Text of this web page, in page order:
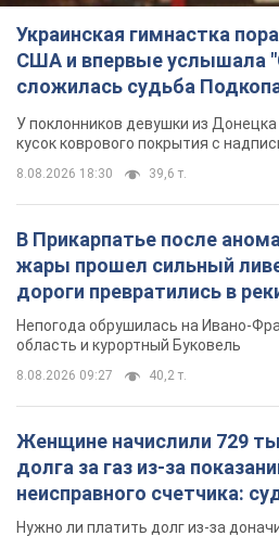
Украинская гимнастка
США и впервые услышала
сложилась судьба
лет назад завоевала
У поклонников девушки из
кусок коврового покрытия с
8.08.2026 18:30 39,6 т.
В Прикарпатье после
жары прошел сильный
дороги превратились в
Непогода обрушилась на Ивано-
область и курортный Буковель
8.08.2026 09:27 40,2 т.
Женщине начислили 729
долга за газ из-за
неисправного счетчика:
вынес неожиданное
Нужно ли платить долг из-за